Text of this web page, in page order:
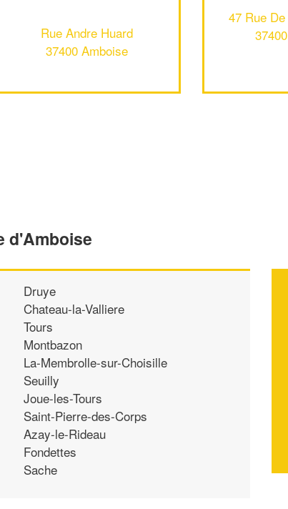
Rue Andre Huard
37400 Amboise
47 Rue
d'Amboise
Druye
Chateau-la-Valliere
Tours
Montbazon
La-Membrolle-sur-Choisille
Seuilly
Joue-les-Tours
Saint-Pierre-des-Corps
Azay-le-Rideau
Fondettes
Sache